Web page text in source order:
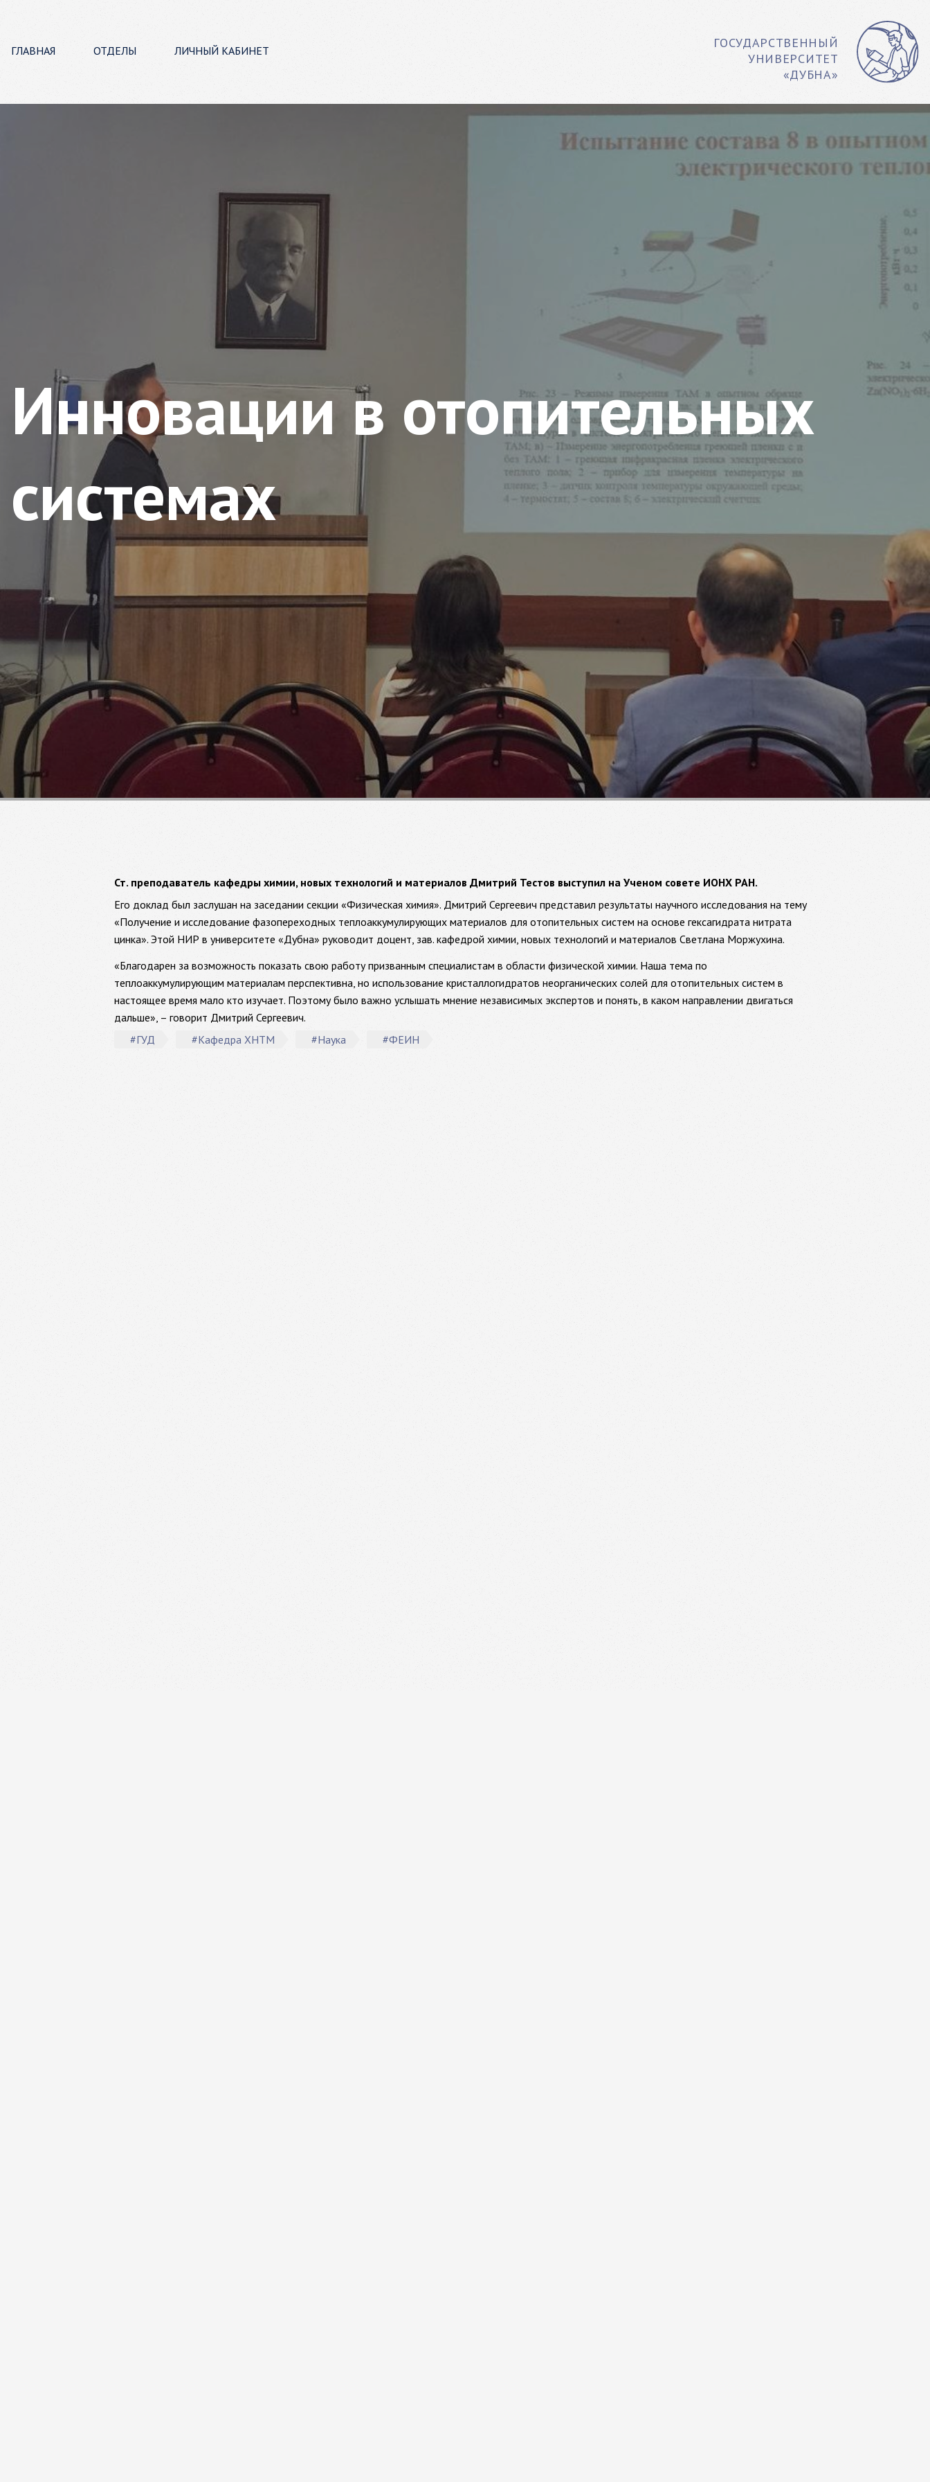
ГЛАВНАЯ ОТДЕЛЫ ЛИЧНЫЙ КАБИНЕТ
ГОСУДАРСТВЕННЫЙ
УНИВЕРСИТЕТ
«ДУБНА»
Инновации в отопительных
системах
Ст. преподаватель кафедры химии, новых технологий и материалов Дмитрий Тестов выступил на Ученом совете ИОНХ РАН.
Его доклад был заслушан на заседании секции «Физическая химия». Дмитрий Сергеевич представил результаты научного исследования на тему
«Получение и исследование фазопереходных теплоаккумулирующих материалов для отопительных систем на основе гексагидрата нитрата
цинка». Этой НИР в университете «Дубна» руководит доцент, зав. кафедрой химии, новых технологий и материалов Светлана Моржухина.
«Благодарен за возможность показать свою работу призванным специалистам в области физической химии. Наша тема по
теплоаккумулирующим материалам перспективна, но использование кристаллогидратов неорганических солей для отопительных систем в
настоящее время мало кто изучает. Поэтому было важно услышать мнение независимых экспертов и понять, в каком направлении двигаться
дальше», – говорит Дмитрий Сергеевич.
#ГУД
#Кафедра ХНТМ #Наука #ФЕИН